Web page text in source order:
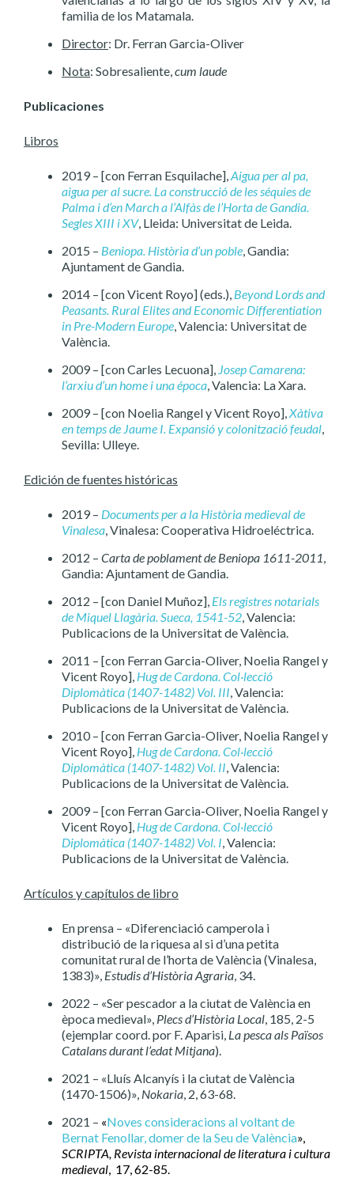
familia de los Matamala.
Director: Dr. Ferran Garcia-Oliver
Nota: Sobresaliente,cum laude
Publicaciones
Libros
2019 – [con Ferran Esquilache],Aigua per al pa,
aigua per al sucre. La construcció de les séquies de
Palma i d’en March a l’Alfàs de l’Horta de Gandia.
Segles XIII i XV, Lleida: Universitat de Leida.
2015 – Beniopa. Història d’un poble, Gandia:
Ajuntament de Gandia.
2014 – [con Vicent Royo] (eds.), Beyond Lords and
Peasants. Rural Elites and Economic Differentiation
in Pre-Modern Europe, Valencia: Universitat de
València.
2009 – [con Carles Lecuona], Josep Camarena:
l’arxiu d’un home i una época, Valencia: La Xara.
2009 – [con Noelia Rangel y Vicent Royo],Xàtiva
en temps de Jaume I. Expansió y colonització feudal,
Sevilla: Ulleye.
Edición de fuentes históricas
2019 – Documents per a la Història medieval de
Vinalesa, Vinalesa: Cooperativa Hidroeléctrica.
2012 – Carta de poblament de Beniopa 1611-2011,
Gandia: Ajuntament de Gandia.
2012 – [con Daniel Muñoz], Els registres notarials
de Miquel Llagària. Sueca, 1541-52, Valencia:
Publicacions de la Universitat de València.
2011 – [con Ferran Garcia-Oliver, Noelia Rangel y
Vicent Royo], Hug de Cardona. Col·lecció
Diplomàtica (1407-1482) Vol. III, Valencia:
Publicacions de la Universitat de València.
2010 – [con Ferran Garcia-Oliver, Noelia Rangel y
Vicent Royo], Hug de Cardona. Col·lecció
Diplomàtica (1407-1482) Vol. II, Valencia:
Publicacions de la Universitat de València.
2009 – [con Ferran Garcia-Oliver, Noelia Rangel y
Vicent Royo], Hug de Cardona. Col·lecció
Diplomàtica (1407-1482) Vol. I, Valencia:
Publicacions de la Universitat de València.
Artículos y capítulos de libro
En prensa – «Diferenciació camperola i
distribució de la riquesa al si d’una petita
comunitat rural de l’horta de València (Vinalesa,
1383)», Estudis d’Història Agraria, 34.
2022 – «Ser pescador a la ciutat de València en
època medieval», Plecs d’Història Local, 185, 2-5
(ejemplar coord. por F. Aparisi, La pesca als Països
Catalans durant l’edat Mitjana).
2021 – «Lluís Alcanyís i la ciutat de València
(1470-1506)», Nokaria, 2, 63-68.
2021 – «Noves consideracions al voltant de
Bernat Fenollar, domer de la Seu de València»,
SCRIPTA, Revista internacional de literatura i cultura
medieval, 17, 62-85.